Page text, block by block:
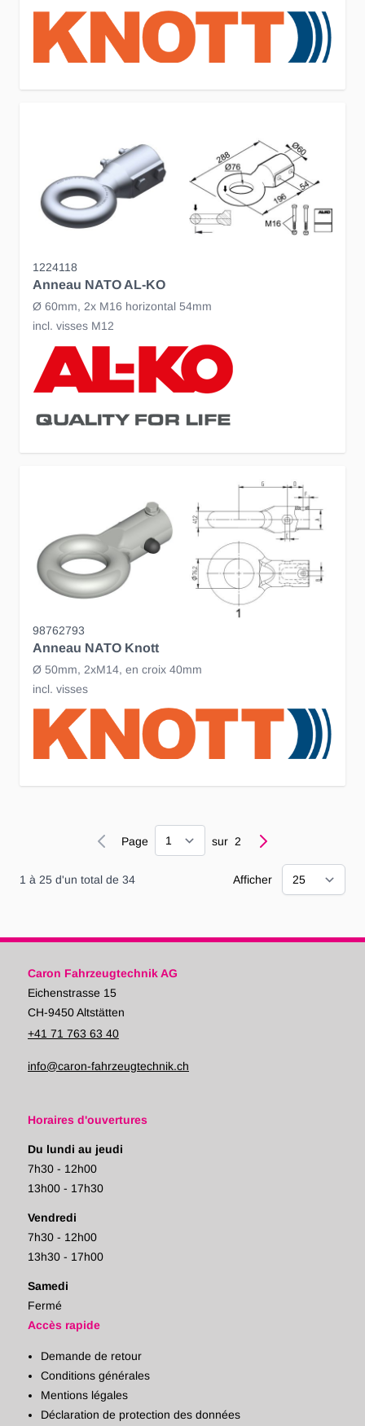
1224118
Anneau NATO AL-KO
Ø 60mm, 2x M16 horizontal 54mm
incl. visses M12
98762793
Anneau NATO Knott
Ø 50mm, 2xM14, en croix 40mm
incl. visses
1 à 25 d'un total de 34
Page sur Page
2
Afficher
Caron Fahrzeugtechnik AG
Eichenstrasse 15
CH-9450 Altstätten
+41 71 763 63 40
info@caron-fahrzeugtechnik.ch
Horaires d'ouvertures
Du lundi au jeudi
7h30 - 12h00
13h00 - 17h30
Vendredi
7h30 - 12h00
13h30 - 17h00
Samedi
Fermé
Accès rapide
Demande de retour
Conditions générales
Mentions légales
Déclaration de protection des données